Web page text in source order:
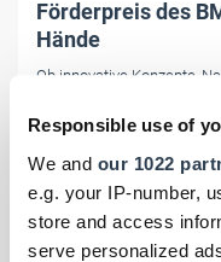
Responsible use of
We and our 1022
e.g. your IP-number,
store and access
serve personalized
Förderpreis des
Hände
Ob innovative Konzepte,
können sich bis zum 30.
Hand" des